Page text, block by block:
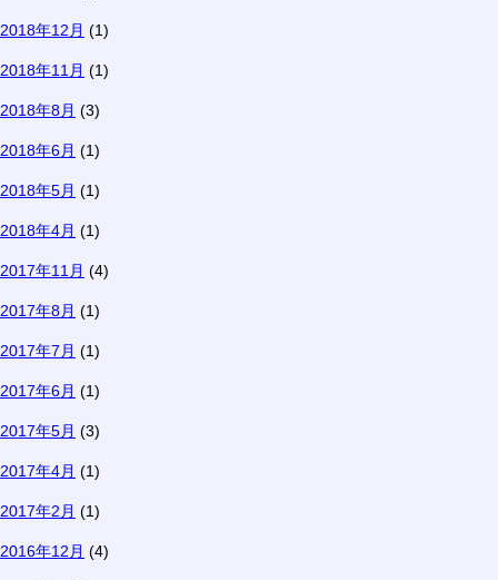
2018年12月 (1)
2018年11月 (1)
2018年8月 (3)
2018年6月 (1)
2018年5月 (1)
2018年4月 (1)
2017年11月 (4)
2017年8月 (1)
2017年7月 (1)
2017年6月 (1)
2017年5月 (3)
2017年4月 (1)
2017年2月 (1)
2016年12月 (4)